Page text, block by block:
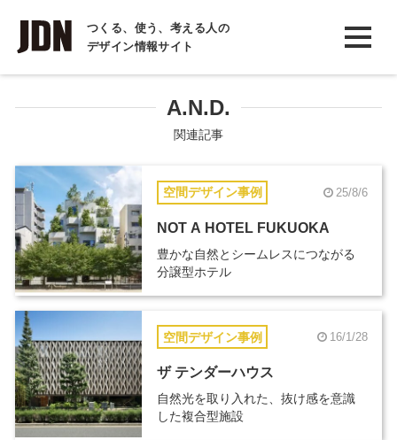
つくる、使う、考える人の
デザイン情報サイト
INTERVIEW
インタビュー
COLUMN
コラム
A.N.D.
関連記事
空間デザイン事例 25/8/6
NOT A HOTEL FUKUOKA
豊かな自然とシームレスにつながる
分譲型ホテル
空間デザイン事例 16/1/28
ザ テンダーハウス
自然光を取り入れた、抜け感を意識
した複合型施設